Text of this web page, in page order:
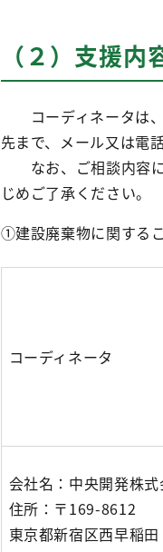
（２）支援
コーディネータは、
先まで、メール又は電
なお、ご相談内容に
じめご了承ください。
①建設廃棄物に関する
コーディネータ
会社名：中央開発株
住所：〒169-8612
東京都新宿区西早稲田